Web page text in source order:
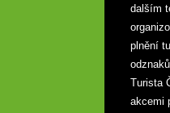
dalším
plnění
Turista
akcemi